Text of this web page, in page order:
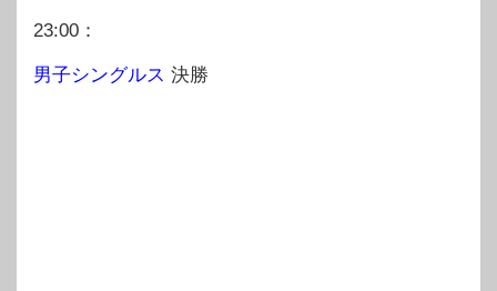
23:00：
男子シングルス 決勝